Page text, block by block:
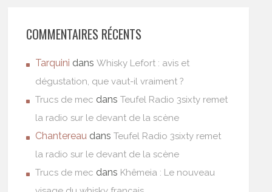
COMMENTAIRES RÉCENTS
Tarquini dansWhisky Lefort : avis et
dégustation, que vaut-il vraiment ?
Trucs de mec dansTeufel Radio 3sixty remet
la radio sur le devant de la scène
Chantereau dansTeufel Radio 3sixty remet
la radio sur le devant de la scène
Trucs de mec dans Khêmeia : Le nouveau